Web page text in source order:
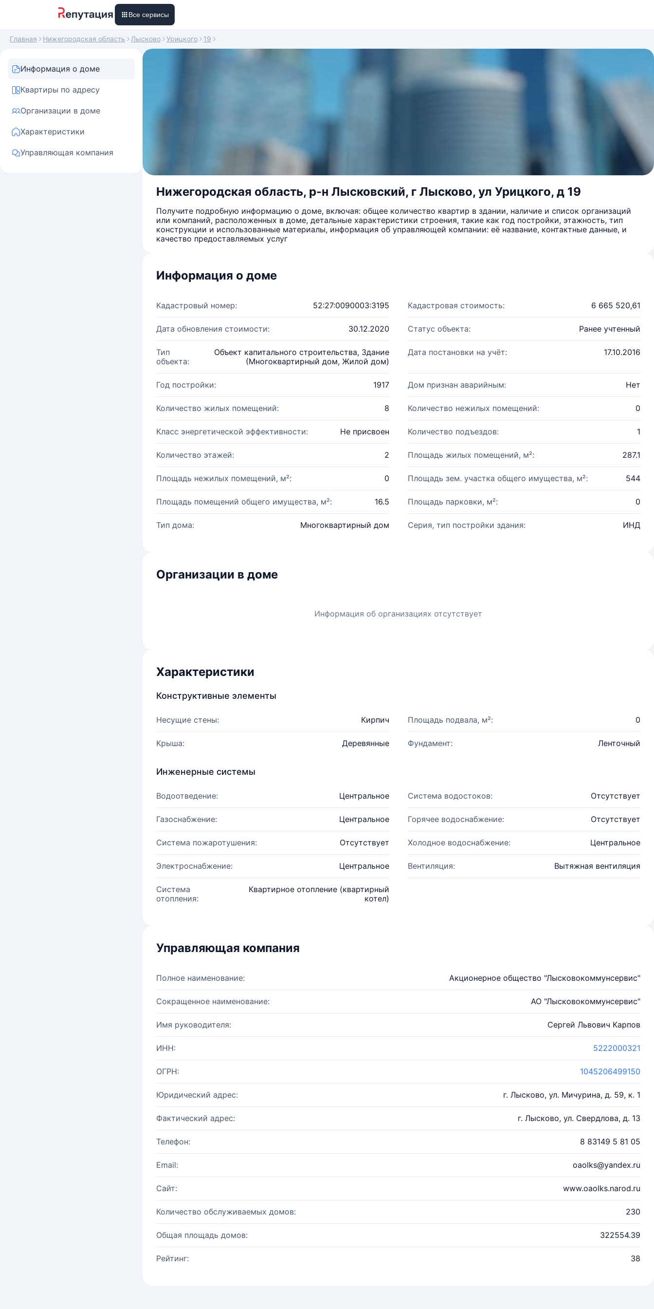
Все сервисы
Главная Нижегородская область Лысково Урицкого 19
Информация о доме
Квартиры по адресу
Организации в доме
Характеристики
Управляющая компания
Нижегородская область, р-н Лысковский, г Лысково, ул Урицкого, д 19
Получите подробную информацию о доме, включая: общее количество квартир в здании, наличие и список организаций
или компаний, расположенных в доме, детальные характеристики строения, такие как год постройки, этажность, тип
конструкции и использованные материалы, информация об управляющей компании: её название, контактные данные, и
качество предоставляемых услуг
Информация о доме
Кадастровый номер: 52:27:0090003:3195 Кадастровая стоимость: 6 665 520,61
Дата обновления стоимости: 30.12.2020 Статус объекта: Ранее учтенный
Тип
объекта:
Объект капитального строительства, Здание
(Многоквартирный дом, Жилой дом)
Дата постановки на учёт: 17.10.2016
Год постройки: 1917 Дом признан аварийным: Нет
Количество жилых помещений: 8 Количество нежилых помещений: 0
Класс энергетической эффективности: Не присвоен Количество подъездов: 1
Количество этажей: 2 Площадь жилых помещений, м²: 287.1
Площадь нежилых помещений, м²: 0 Площадь зем. участка общего имущества, м²: 544
Площадь помещений общего имущества, м²: 16.5 Площадь парковки, м²: 0
Тип дома: Многоквартирный дом Серия, тип постройки здания: ИНД
Организации в доме
Информация об организациях отсутствует
Характеристики
Конструктивные элементы
Несущие стены: Кирпич Площадь подвала, м²: 0
Крыша: Деревянные Фундамент: Ленточный
Инженерные системы
Водоотведение: Центральное Система водостоков: Отсутствует
Газоснабжение: Центральное Горячее водоснабжение: Отсутствует
Система пожаротушения: Отсутствует Холодное водоснабжение: Центральное
Электроснабжение: Центральное Вентиляция: Вытяжная вентиляция
Система
отопления:
Квартирное отопление (квартирный
котел)
Управляющая компания
Полное наименование: Акционерное общество "Лысковокоммунсервис"
Сокращенное наименование: АО "Лысковокоммунсервис"
Имя руководителя: Сергей Львович Карпов
ИНН: 5222000321
ОГРН: 1045206499150
Юридический адрес: г. Лысково, ул. Мичурина, д. 59, к. 1
Фактический адрес: г. Лысково, ул. Свердлова, д. 13
Телефон: 8 83149 5 81 05
Email: oaolks@yandex.ru
Сайт: www.oaolks.narod.ru
Количество обслуживаемых домов: 230
Общая площадь домов: 322554.39
Рейтинг: 38